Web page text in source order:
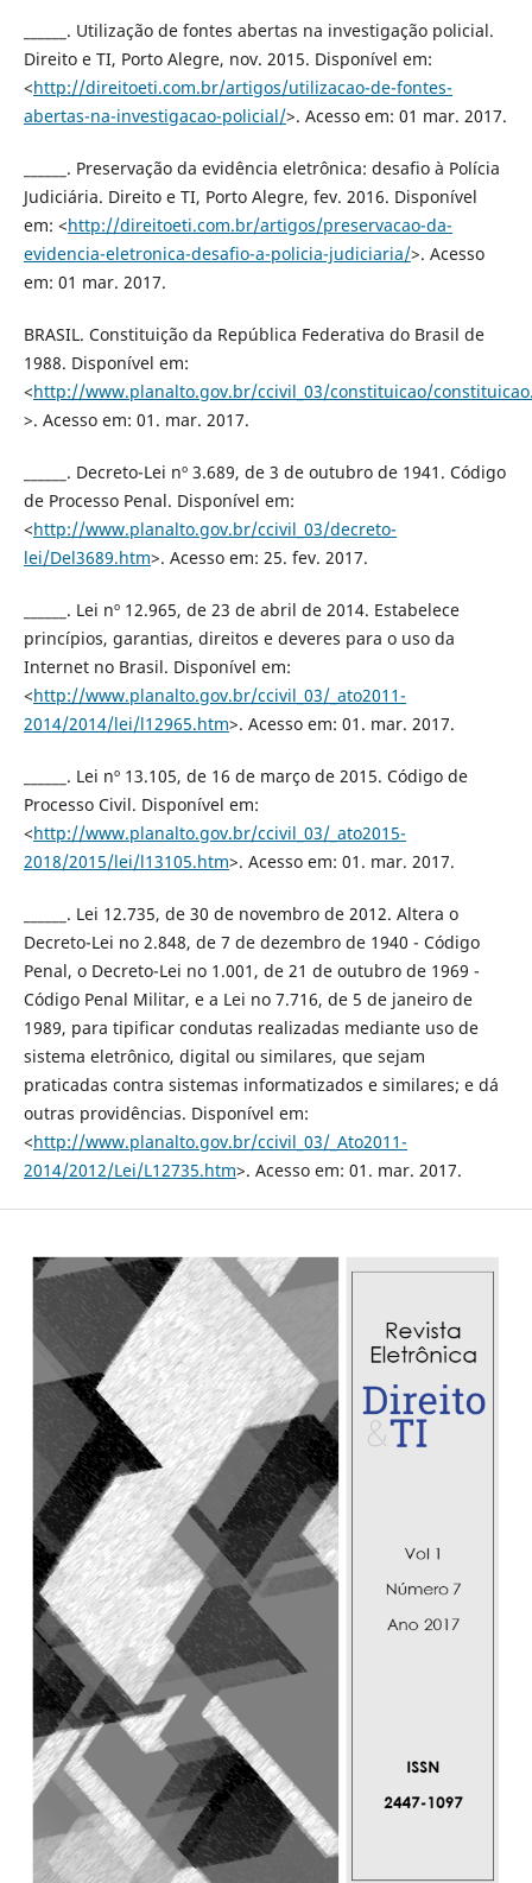
______. Utilização de fontes abertas na investigação policial.
Direito e TI, Porto Alegre, nov. 2015. Disponível em:
<http://direitoeti.com.br/artigos/utilizacao-de-fontes-
abertas-na-investigacao-policial/>. Acesso em: 01 mar. 2017.
______. Preservação da evidência eletrônica: desafio à Polícia
Judiciária. Direito e TI, Porto Alegre, fev. 2016. Disponível
em: <http://direitoeti.com.br/artigos/preservacao-da-
evidencia-eletronica-desafio-a-policia-judiciaria/>. Acesso
em: 01 mar. 2017.
BRASIL. Constituição da República Federativa do Brasil de
1988. Disponível em:
<http://www.planalto.gov.br/ccivil_03/constituicao/
>. Acesso em: 01. mar. 2017.
______. Decreto-Lei nº 3.689, de 3 de outubro de 1941. Código
de Processo Penal. Disponível em:
<http://www.planalto.gov.br/ccivil_03/decreto-
lei/Del3689.htm>. Acesso em: 25. fev. 2017.
______. Lei nº 12.965, de 23 de abril de 2014. Estabelece
princípios, garantias, direitos e deveres para o uso da
Internet no Brasil. Disponível em:
<http://www.planalto.gov.br/ccivil_03/_ato2011-
2014/2014/lei/l12965.htm>. Acesso em: 01. mar. 2017.
______. Lei nº 13.105, de 16 de março de 2015. Código de
Processo Civil. Disponível em:
<http://www.planalto.gov.br/ccivil_03/_ato2015-
2018/2015/lei/l13105.htm>. Acesso em: 01. mar. 2017.
______. Lei 12.735, de 30 de novembro de 2012. Altera o
Decreto-Lei no 2.848, de 7 de dezembro de 1940 - Código
Penal, o Decreto-Lei no 1.001, de 21 de outubro de 1969 -
Código Penal Militar, e a Lei no 7.716, de 5 de janeiro de
1989, para tipificar condutas realizadas mediante uso de
sistema eletrônico, digital ou similares, que sejam
praticadas contra sistemas informatizados e similares; e dá
outras providências. Disponível em:
<http://www.planalto.gov.br/ccivil_03/_Ato2011-
2014/2012/Lei/L12735.htm>. Acesso em: 01. mar. 2017.